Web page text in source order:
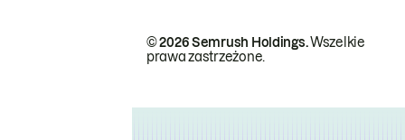
© 2026 Semrush Holdings.Wszelkie
prawa zastrzeżone.